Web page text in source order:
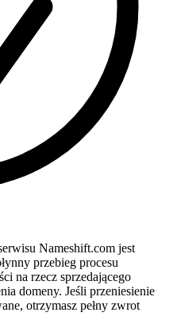
Nameshift.com jest
przebieg procesu
na rzecz sprzedającego
domeny. Jeśli przeniesienie
otrzymasz pełny zwrot